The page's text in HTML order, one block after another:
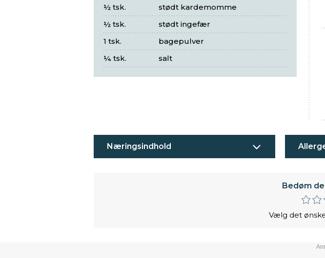
stødt kardemomme
½ tsk.
stødt ingefær
½ tsk.
bagepulver
1 tsk.
salt
¼ tsk.
Næringsindhold
Bedøm
Vælg det